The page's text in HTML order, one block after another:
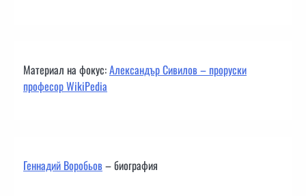
Материал на фокус:Александър Сивилов – проруски
професор WikiPedia
Геннадий Воробьов– биография